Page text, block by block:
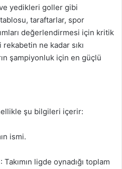
ve yedikleri goller gibi
taraftarlar, spor
değerlendirmesi için kritik
rekabetin ne kadar sıkı
şampiyonluk için en güçlü
şu bilgileri içerir:
ismi.
ligde oynadığı toplam